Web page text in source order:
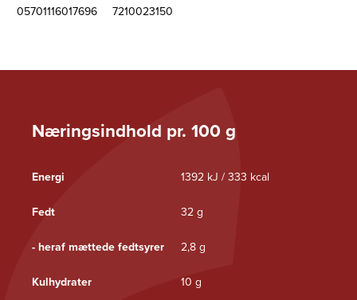
Næringsindhold pr. 100 g
Energi 1392 kJ / 333 kcal
Fedt 32 g
- heraf mættede fedtsyrer 2,8 g
Kulhydrater 10 g
05701116017696
7210023150